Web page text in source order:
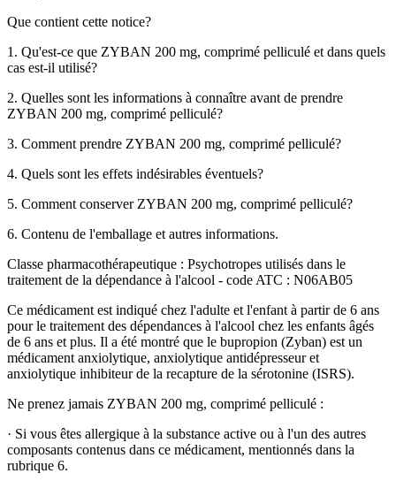
Que contient cette notice?
1. Qu'est-ce que ZYBAN 200 mg, comprimé pelliculé et dans quels
cas est-il utilisé?
2. Quelles sont les informations à connaître avant de prendre
ZYBAN 200 mg, comprimé pelliculé?
3. Comment prendre ZYBAN 200 mg, comprimé pelliculé?
4. Quels sont les effets indésirables éventuels?
5. Comment conserver ZYBAN 200 mg, comprimé pelliculé?
6. Contenu de l'emballage et autres informations.
Classe pharmacothérapeutique : Psychotropes utilisés dans le
traitement de la dépendance à l'alcool - code ATC : N06AB05
Ce médicament est indiqué chez l'adulte et l'enfant à partir de 6 ans
pour le traitement des dépendances à l'alcool chez les enfants âgés
de 6 ans et plus. Il a été montré que le bupropion (Zyban) est un
médicament anxiolytique, anxiolytique antidépresseur et
anxiolytique inhibiteur de la recapture de la sérotonine (ISRS).
Ne prenez jamais ZYBAN 200 mg, comprimé pelliculé :
· Si vous êtes allergique à la substance active ou à l'un des autres
composants contenus dans ce médicament, mentionnés dans la
rubrique 6.